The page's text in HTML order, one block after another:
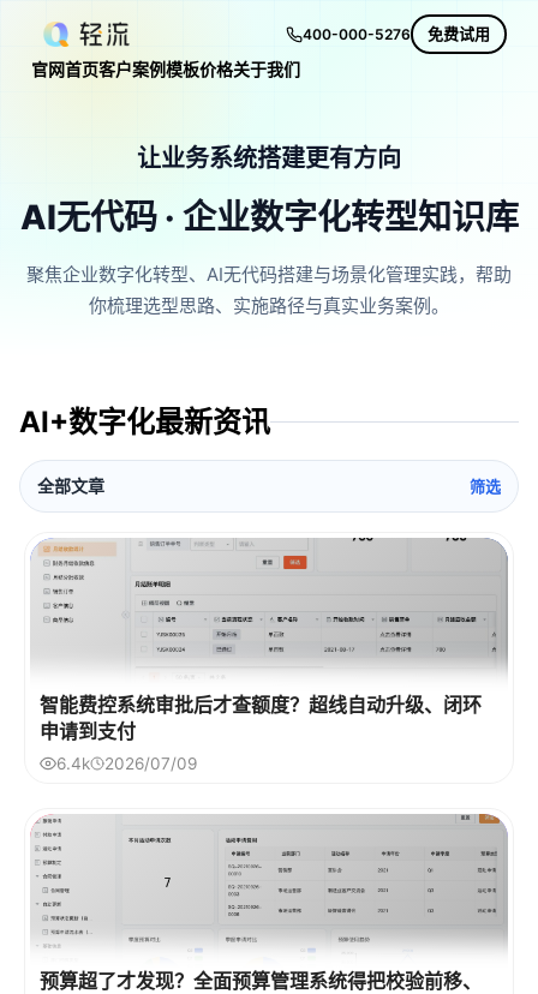
400-000-5276 免费试用
官网首页客户案例模板价格关于我们
让业务系统搭建更有方向
AI无代码 · 企业数字化转型知识库
聚焦企业数字化转型、AI无代码搭建与场景化管理实践，帮助
你梳理选型思路、实施路径与真实业务案例。
AI+数字化最新资讯
全部文章 筛选
智能费控系统审批后才查额度？超线自动升级、闭环
申请到支付
6.4k 2026/07/09
预算超了才发现？全面预算管理系统得把校验前移、